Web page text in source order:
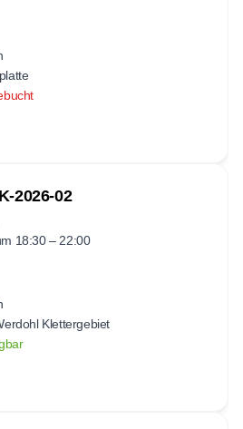
2026-02
18:30 – 22:00
Klettergebiet